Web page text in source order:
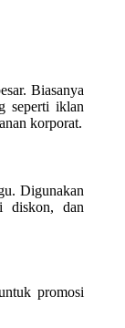
Biasanya
seperti iklan
korporat.
Digunakan
diskon, dan
promosi